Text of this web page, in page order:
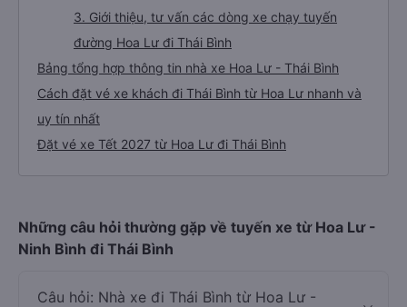
3. Giới thiệu, tư vấn các dòng xe chạy tuyến
đường Hoa Lư đi Thái Bình
Bảng tổng hợp thông tin nhà xe Hoa Lư - Thái Bình
Cách đặt vé xe khách đi Thái Bình từ Hoa Lư nhanh và
uy tín nhất
Đặt vé xe Tết 2027 từ Hoa Lư đi Thái Bình
Những câu hỏi thường gặp về tuyến xe từ Hoa Lư -
Ninh Bình đi Thái Bình
Câu hỏi: Nhà xe đi Thái Bình từ Hoa Lư -